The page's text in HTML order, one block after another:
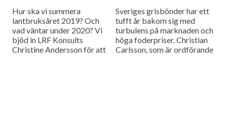
Hur ska vi summera
lantbruksåret 2019? Och
vad väntar under 2020? Vi
bjöd in LRF Konsults
Christine Andersson för att
Sveriges grisbönder har ett
tufft år bakom sig med
turbulens på marknaden och
höga foderpriser. Christian
Carlsson, som är ordförande